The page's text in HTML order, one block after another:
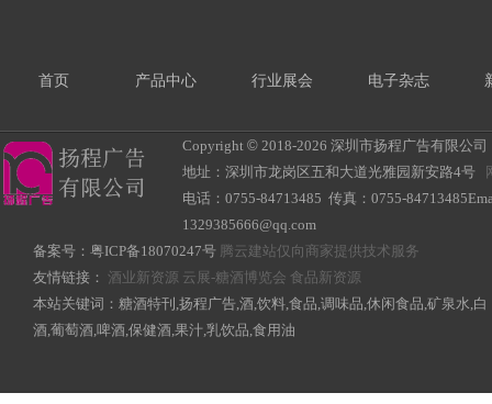
首页 产品中心 行业展会 电子杂志
Copyright © 2018-2026 深圳市扬程广告有限公
地址：深圳市龙岗区五和大道光雅园新安路4号
电话：0755-84713485 传真：0755-
1329385666@qq.com
备案号： 粤ICP备18070247号 腾云建站仅向商家提供技术服务
友情链接： 酒业新资源 云展-糖酒博览会 食品新资源
本站关键词：糖酒特刊,扬程广告,酒,饮料,食品,调味品,休闲食品,矿泉水,白
酒,葡萄酒,啤酒,保健酒,果汁,乳饮品,食用油